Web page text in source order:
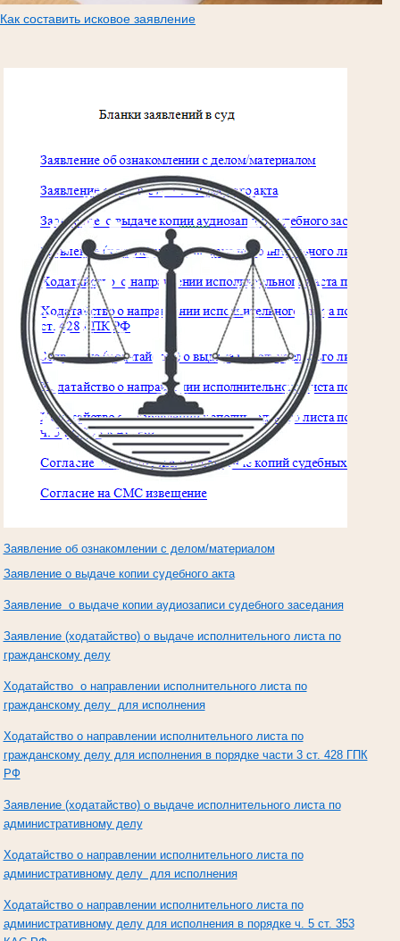
Как составить исковое заявление
Заявление об ознакомлении с делом/материалом
Заявление о выдаче копии судебного акта
Заявление о выдаче копии аудиозаписи судебного заседания
Заявление (ходатайство) о выдаче исполнительного листа по
гражданскому делу
Ходатайство о направлении исполнительного листа по
гражданскому делу для исполнения
Ходатайство о направлении исполнительного листа по
гражданскому делу для исполнения в порядке части 3 ст. 428 ГПК
РФ
Заявление (ходатайство) о выдаче исполнительного листа по
административному делу
Ходатайство о направлении исполнительного листа по
административному делу для исполнения
Ходатайство о направлении исполнительного листа по
административному делу для исполнения в порядке ч. 5 ст. 353